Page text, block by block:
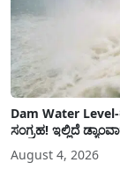
Dam Water
ಸಂಗ್ರಹ! ಇಲ್ಲಿದೆ
August 4, 2026